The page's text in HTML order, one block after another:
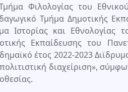
Φιλολογίας του
Τμήμα Δημοτικής
Ιστορίας και Εθνολογίας
Εκπαίδευσης του
έτος 2022-2023
διαχείριση»,